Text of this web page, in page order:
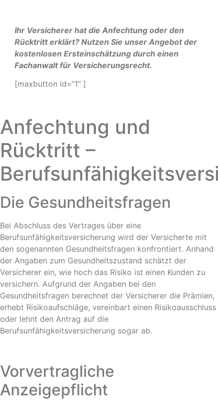
Ihr Versicherer hat die Anfechtung oder den
Rücktritt erklärt? Nutzen Sie unser Angebot der
kostenlosen Ersteinschätzung durch einen
Fachanwalt für Versicherungsrecht.
[maxbutton id=“1″ ]
Anfechtung und
Rücktritt –
Die Gesundheitsfragen
Bei Abschluss des Vertrages über eine
Berufsunfähigkeitsversicherung wird der Versicherte mit
den sogenannten Gesundheitsfragen konfrontiert. Anhand
der Angaben zum Gesundheitszustand schätzt der
Versicherer ein, wie hoch das Risiko ist einen Kunden zu
versichern. Aufgrund der Angaben bei den
Gesundheitsfragen berechnet der Versicherer die Prämien,
erhebt Risikoaufschläge, vereinbart einen Risikoausschluss
oder lehnt den Antrag auf die
Berufsunfähigkeitsversicherung sogar ab.
Vorvertragliche
Anzeigepflicht